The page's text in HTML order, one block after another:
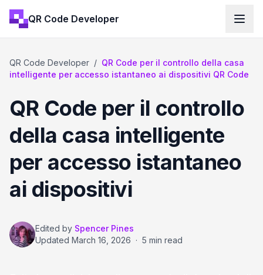
QR Code Developer
QR Code Developer / QR Code per il controllo della casa
intelligente per accesso istantaneo ai dispositivi QR Code
QR Code per il controllo
della casa intelligente
per accesso istantaneo
ai dispositivi
Edited by Spencer Pines
Updated March 16, 2026 · 5 min read